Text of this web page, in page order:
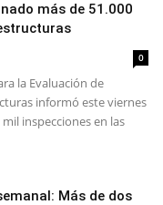
más de 51.000
0
la Evaluación de
informó este viernes
inspecciones en las
Más de dos